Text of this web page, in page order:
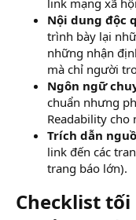
Nội dung độc
trình bày lại
những nhận
mà chỉ người
Ngôn ngữ
chuẩn nhưng
Readability cho
Trích dẫn
link đến các
trang báo lớn).
Checklist